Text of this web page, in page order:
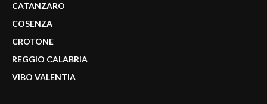
CATANZARO
COSENZA
CROTONE
REGGIO CALABRIA
VIBO VALENTIA